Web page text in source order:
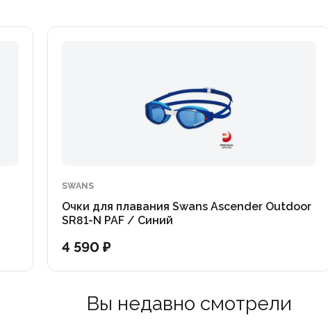
SWANS
Очки для плавания Swans Ascender Outdoor
SR81-N PAF / Синий
4 590 ₽
Вы недавно смотрели